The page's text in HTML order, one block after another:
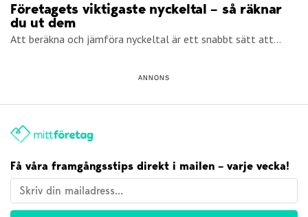
Företagets viktigaste nyckeltal – så räknar
du ut dem
Att beräkna och jämföra nyckeltal är ett snabbt sätt att...
ANNONS
Få våra framgångsstips direkt i mailen – varje vecka!